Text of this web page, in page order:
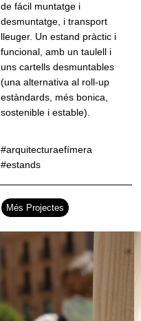
de fácil muntatge i
desmuntatge, i transport
lleuger. Un estand pràctic i
funcional, amb un taulell i
uns cartells desmuntables
(una alternativa al roll-up
estàndards, més bonica,
sostenible i estable).
#arquitecturaefímera
#estands
Més Projectes